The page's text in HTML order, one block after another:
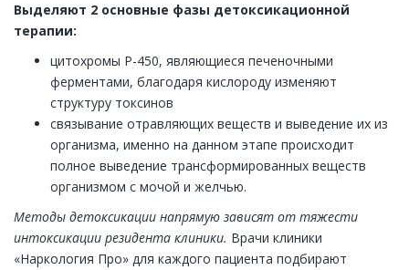
Выделяют 2 основные фазы детоксикационной
терапии:
цитохромы Р-450, являющиеся печеночными
ферментами, благодаря кислороду изменяют
структуру токсинов
связывание отравляющих веществ и выведение их из
организма, именно на данном этапе происходит
полное выведение трансформированных веществ
организмом с мочой и желчью.
Методы детоксикации напрямую зависят от тяжести
интоксикации резидента клиники. Врачи клиники
«Наркология Про» для каждого пациента подбирают